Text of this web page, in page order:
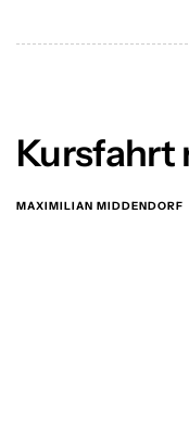
Kursfahrt
MAXIMILIAN MIDDENDORF